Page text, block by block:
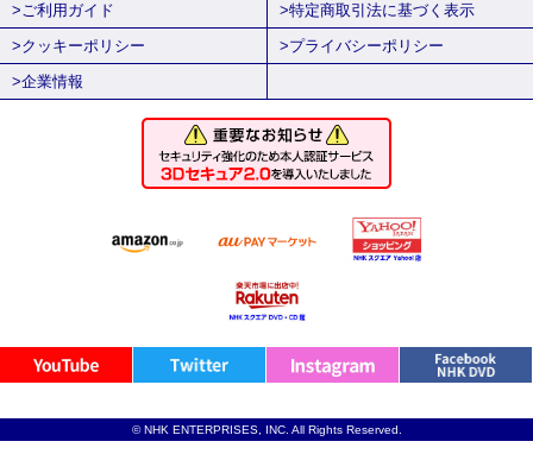
>ご利用ガイド
>特定商取引法に基づく表示
>クッキーポリシー
>プライバシーポリシー
>企業情報
© NHK ENTERPRISES, INC. All Rights Reserved.